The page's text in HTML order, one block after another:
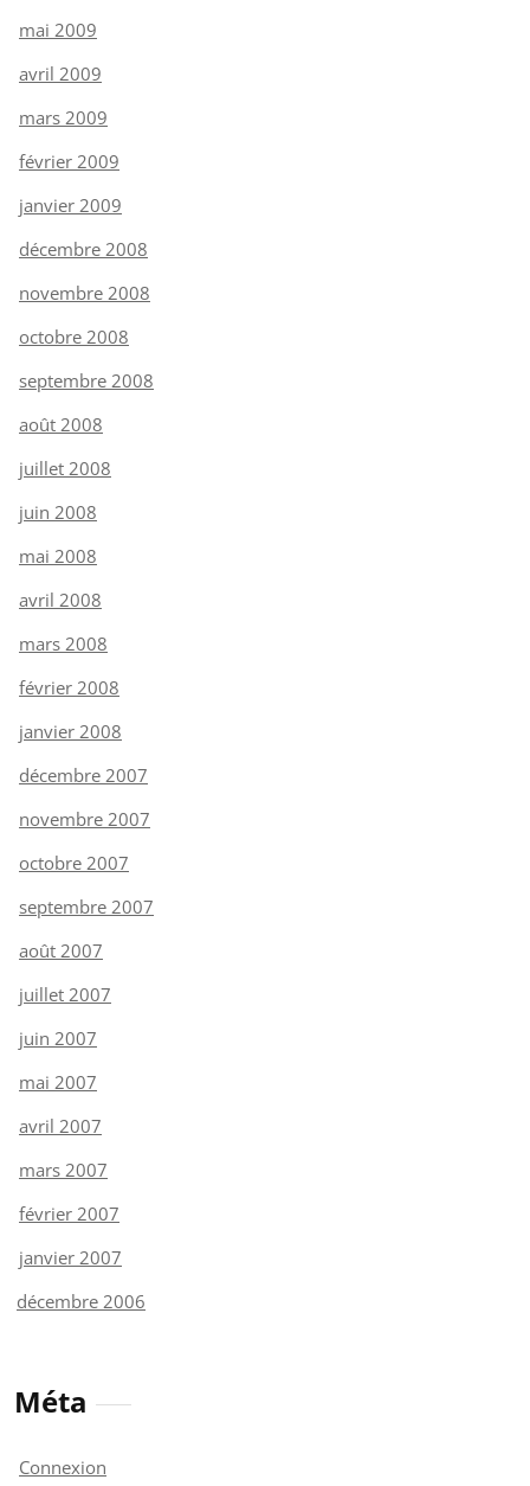
mai 2009
avril 2009
mars 2009
février 2009
janvier 2009
décembre 2008
novembre 2008
octobre 2008
septembre 2008
août 2008
juillet 2008
juin 2008
mai 2008
avril 2008
mars 2008
février 2008
janvier 2008
décembre 2007
novembre 2007
octobre 2007
septembre 2007
août 2007
juillet 2007
juin 2007
mai 2007
avril 2007
mars 2007
février 2007
janvier 2007
décembre 2006
Méta
Connexion